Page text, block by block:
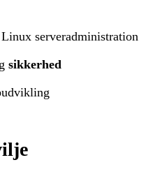
serveradministration
sikkerhed